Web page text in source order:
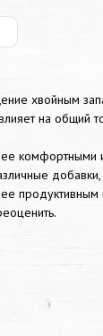
хвойным
на общий
комфортными
продуктивным